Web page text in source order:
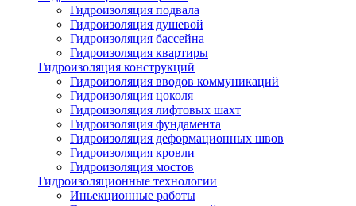
Гидроизоляция подвала
Гидроизоляция душевой
Гидроизоляция бассейна
Гидроизоляция квартиры
Гидроизоляция конструкций
Гидроизоляция вводов коммуникаций
Гидроизоляция цоколя
Гидроизоляция лифтовых шахт
Гидроизоляция фундамента
Гидроизоляция деформационных швов
Гидроизоляция кровли
Гидроизоляция мостов
Гидроизоляционные технологии
Иньекционные работы